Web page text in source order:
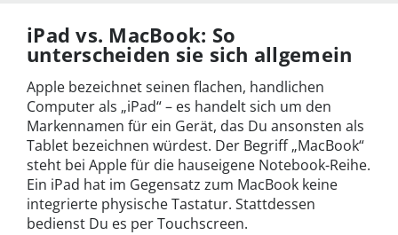
iPad vs. MacBook: So
unterscheiden sie sich allgemein
Apple bezeichnet seinen flachen, handlichen
Computer als „iPad“ – es handelt sich um den
Markennamen für ein Gerät, das Du ansonsten als
Tablet bezeichnen würdest. Der Begriff „MacBook“
steht bei Apple für die hauseigene Notebook-Reihe.
Ein iPad hat im Gegensatz zum MacBook keine
integrierte physische Tastatur. Stattdessen
bedienst Du es per Touchscreen.